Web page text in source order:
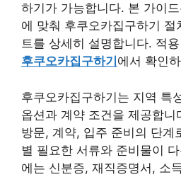
하기가 가능합니다. 본 가이
에 맞춰 후쿠오카집구하기 절
트를 상세히 설명합니다. 적
후쿠오카집구하기 에서 확인
후쿠오카집구하기는 지역 특
옵션과 계약 조건을 제공합
방문, 계약, 입주 준비의 단계
별 필요한 서류와 준비물이
에는 신분증, 재직증명서, 소